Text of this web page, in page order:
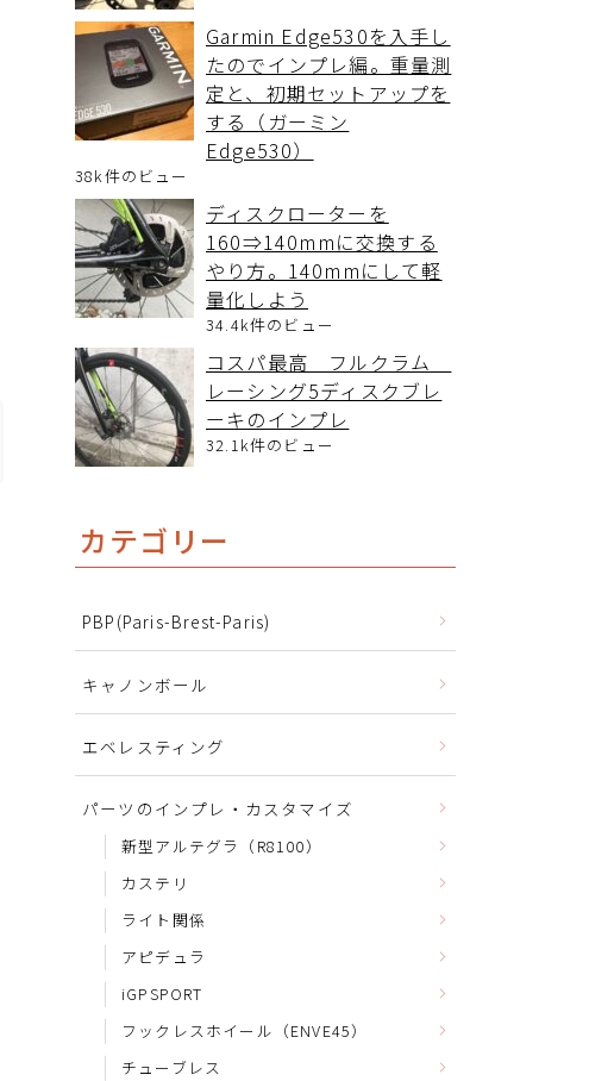
Garmin Edge530を入手し
たのでインプレ編。重量測
定と、初期セットアップを
する（ガーミン
Edge530）
38k件のビュー
ディスクローターを
160⇒140mmに交換する
やり方。140mmにして軽
量化しよう
34.4k件のビュー
コスパ最高 フルクラム
レーシング5ディスクブレ
ーキのインプレ
32.1k件のビュー
カテゴリー
PBP(Paris-Brest-Paris)
キャノンボール
エベレスティング
パーツのインプレ・カスタマイズ
新型アルテグラ（R8100）
カステリ
ライト関係
アピデュラ
iGPSPORT
フックレスホイール（ENVE45）
チューブレス